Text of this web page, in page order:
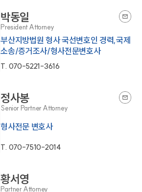
박동일
President Attorney
부산지방법원 형사 국선변호인 경력,국제
소송/증거조사/형사전문변호사
T. 070-5221-3616
정사봉
Senior Partner Attorney
형사전문 변호사
T. 070-7510-2014
황서영
Partner Attorney